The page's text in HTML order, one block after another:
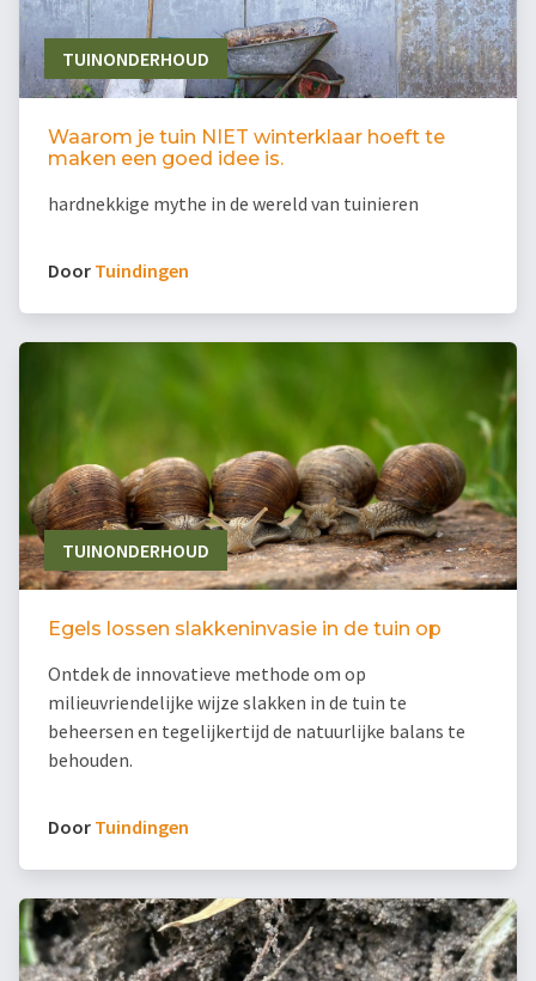
TUINONDERHOUD
Waarom je tuin NIET winterklaar hoeft te
maken een goed idee is.
hardnekkige mythe in de wereld van tuinieren
Door Tuindingen
TUINONDERHOUD
Egels lossen slakkeninvasie in de tuin op
Ontdek de innovatieve methode om op
milieuvriendelijke wijze slakken in de tuin te
beheersen en tegelijkertijd de natuurlijke balans te
behouden.
Door Tuindingen